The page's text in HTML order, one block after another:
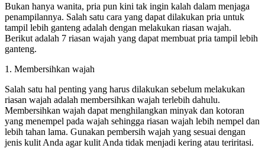
Bukan hanya wanita, pria pun kini tak ingin kalah dalam menjaga
penampilannya. Salah satu cara yang dapat dilakukan pria untuk
tampil lebih ganteng adalah dengan melakukan riasan wajah.
Berikut adalah 7 riasan wajah yang dapat membuat pria tampil lebih
ganteng.
1. Membersihkan wajah
Salah satu hal penting yang harus dilakukan sebelum melakukan
riasan wajah adalah membersihkan wajah terlebih dahulu.
Membersihkan wajah dapat menghilangkan minyak dan kotoran
yang menempel pada wajah sehingga riasan wajah lebih nempel dan
lebih tahan lama. Gunakan pembersih wajah yang sesuai dengan
jenis kulit Anda agar kulit Anda tidak menjadi kering atau teriritasi.